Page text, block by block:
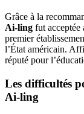
Grâce à la
Ai-ling fut
premier
l’État américain.
réputé pour
Les difficultés
Ai-ling